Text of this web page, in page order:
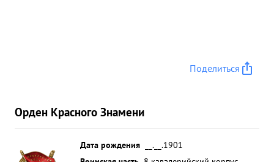
Поделиться
Орден Красного Знамени
Дата рождения
__.__.1901